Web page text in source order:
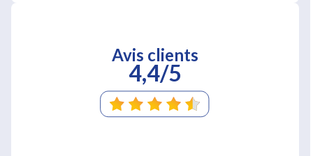
Avis clients
4,4/5